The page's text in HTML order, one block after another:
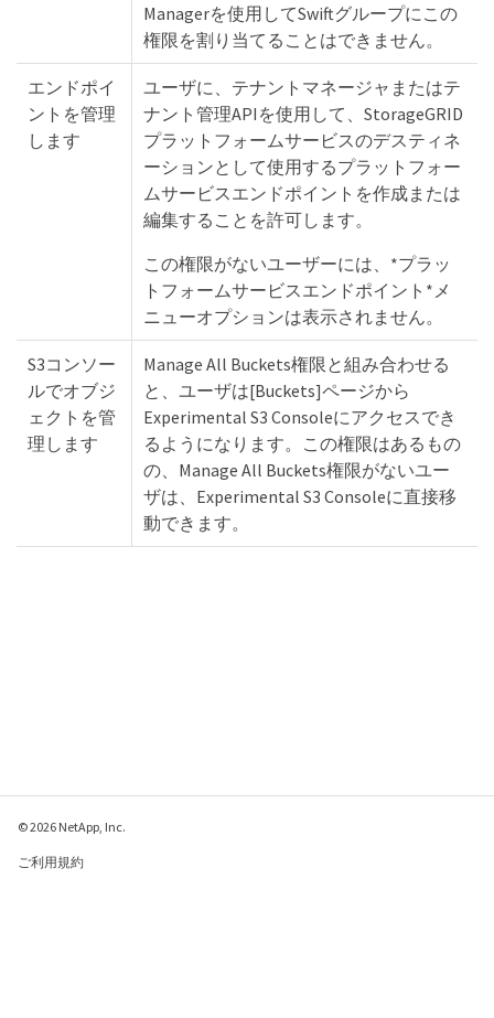
Managerを使用してSwiftグループにこの
権限を割り当てることはできません。
エンドポイ
ントを管理
します
ユーザに、テナントマネージャまたはテ
ナント管理APIを使用して、StorageGRID
プラットフォームサービスのデスティネ
ーションとして使用するプラットフォー
ムサービスエンドポイントを作成または
編集することを許可します。
この権限がないユーザーには、*プラッ
トフォームサービスエンドポイント*メ
ニューオプションは表示されません。
S3コンソー
ルでオブジ
ェクトを管
理します
Manage All Buckets権限と組み合わせる
と、ユーザは[Buckets]ページから
Experimental S3 Consoleにアクセスでき
るようになります。この権限はあるもの
の、Manage All Buckets権限がないユー
ザは、Experimental S3 Consoleに直接移
動できます。
© 2026 NetApp, Inc.
ご利用規約